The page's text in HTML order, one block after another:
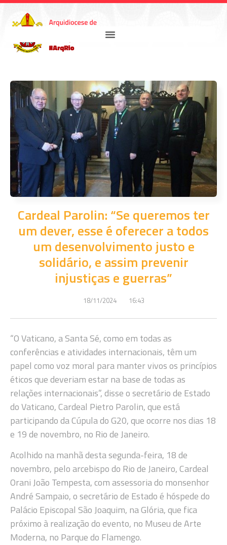
Cardeal Parolin: “Se queremos ter
um dever, esse é oferecer a todos
um desenvolvimento justo e
solidário, e assim prevenir
injustiças e guerras”
18/11/2024 16:43
“O Vaticano, a Santa Sé, como em todas as
conferências e atividades internacionais, têm um
papel como voz moral para manter vivos os princípios
éticos que deveriam estar na base de todas as
relações internacionais”, disse o secretário de Estado
do Vaticano, Cardeal Pietro Parolin, que está
participando da Cúpula do G20, que ocorre nos dias 18
e 19 de novembro, no Rio de Janeiro.
Acolhido na manhã desta segunda-feira, 18 de
novembro, pelo arcebispo do Rio de Janeiro, Cardeal
Orani João Tempesta, com assessoria do monsenhor
André Sampaio, o secretário de Estado é hóspede do
Palácio Episcopal São Joaquim, na Glória, que fica
próximo à realização do evento, no Museu de Arte
Moderna, no Parque do Flamengo.